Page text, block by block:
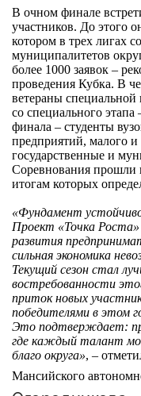
О
Центр
программ
О
Центр
О
Центр
О
Центр
В очном финале
участников. До этого
котором в трех лигах
муниципалитетов
более 1000 заявок –
проведения Кубка. В
ветераны специальной
со специального
финала – студенты
предприятий, малого и
государственные и
Соревнования прошли
итогам которых
«Фундамент
Проект «Точка Роста»
развития
сильная экономика
Текущий сезон стал
востребованности
приток новых
победителями в этом
Это подтверждает:
где каждый талант
благо округа», –
Мансийского